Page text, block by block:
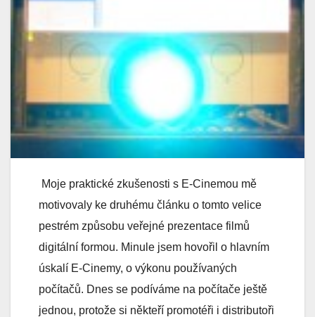
Moje praktické zkušenosti s E-Cinemou mě
motivovaly ke druhému článku o tomto velice
pestrém způsobu veřejné prezentace filmů
digitální formou. Minule jsem hovořil o hlavním
úskalí E-Cinemy, o výkonu používaných
počítačů. Dnes se podíváme na počítače ještě
jednou, protože si někteří promotéři i distributoři